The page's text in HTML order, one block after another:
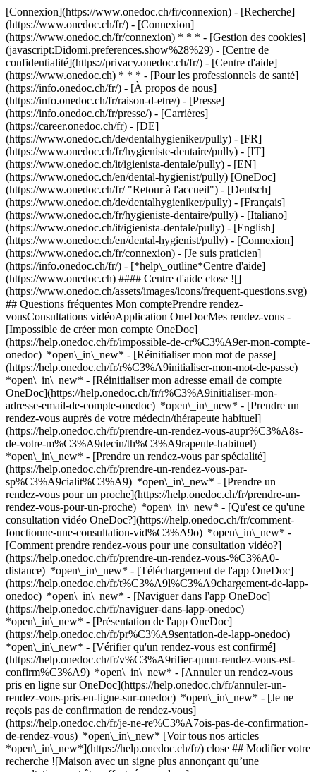
[Connexion](https://www.onedoc.ch/fr/connexion) - [Recherche]
(https://www.onedoc.ch/fr/) - [Connexion]
(https://www.onedoc.ch/fr/connexion) * * * - [Gestion des cookies]
(javascript:Didomi.preferences.show%28%29) - [Centre de
confidentialité](https://privacy.onedoc.ch/fr/) - [Centre d'aide]
(https://www.onedoc.ch) * * * - [Pour les professionnels de santé]
(https://info.onedoc.ch/fr/) - [À propos de nous]
(https://info.onedoc.ch/fr/raison-d-etre/) - [Presse]
(https://info.onedoc.ch/fr/presse/) - [Carrières]
(https://career.onedoc.ch/fr) - [DE]
(https://www.onedoc.ch/de/dentalhygieniker/pully) - [FR]
(https://www.onedoc.ch/fr/hygieniste-dentaire/pully) - [IT]
(https://www.onedoc.ch/it/igienista-dentale/pully) - [EN]
(https://www.onedoc.ch/en/dental-hygienist/pully) [OneDoc]
(https://www.onedoc.ch/fr/ "Retour à l'accueil") - [Deutsch]
(https://www.onedoc.ch/de/dentalhygieniker/pully) - [Français]
(https://www.onedoc.ch/fr/hygieniste-dentaire/pully) - [Italiano]
(https://www.onedoc.ch/it/igienista-dentale/pully) - [English]
(https://www.onedoc.ch/en/dental-hygienist/pully) - [Connexion]
(https://www.onedoc.ch/fr/connexion) - [Je suis praticien]
(https://info.onedoc.ch/fr/) - [*help\_outline*Centre d'aide]
(https://www.onedoc.ch) #### Centre d'aide close ![]
(https://www.onedoc.ch/assets/images/icons/frequent-questions.svg)
## Questions fréquentes Mon comptePrendre rendez-
vousConsultations vidéoApplication OneDocMes rendez-vous -
[Impossible de créer mon compte OneDoc]
(https://help.onedoc.ch/fr/impossible-de-cr%C3%A9er-mon-compte-
onedoc) *open\_in\_new* - [Réinitialiser mon mot de passe]
(https://help.onedoc.ch/fr/r%C3%A9initialiser-mon-mot-de-passe)
*open\_in\_new* - [Réinitialiser mon adresse email de compte
OneDoc](https://help.onedoc.ch/fr/r%C3%A9initialiser-mon-
adresse-email-de-compte-onedoc) *open\_in\_new* - [Prendre un
rendez-vous auprès de votre médecin/thérapeute habituel]
(https://help.onedoc.ch/fr/prendre-un-rendez-vous-aupr%C3%A8s-
de-votre-m%C3%A9decin/th%C3%A9rapeute-habituel)
*open\_in\_new* - [Prendre un rendez-vous par spécialité]
(https://help.onedoc.ch/fr/prendre-un-rendez-vous-par-
sp%C3%A9cialit%C3%A9) *open\_in\_new* - [Prendre un
rendez-vous pour un proche](https://help.onedoc.ch/fr/prendre-un-
rendez-vous-pour-un-proche) *open\_in\_new* - [Qu'est ce qu'une
consultation vidéo OneDoc?](https://help.onedoc.ch/fr/comment-
fonctionne-une-consultation-vid%C3%A9o) *open\_in\_new* -
[Comment prendre rendez-vous pour une consultation vidéo?]
(https://help.onedoc.ch/fr/prendre-un-rendez-vous-%C3%A0-
distance) *open\_in\_new* - [Téléchargement de l'app OneDoc]
(https://help.onedoc.ch/fr/t%C3%A9l%C3%A9chargement-de-lapp-
onedoc) *open\_in\_new* - [Naviguer dans l'app OneDoc]
(https://help.onedoc.ch/fr/naviguer-dans-lapp-onedoc)
*open\_in\_new* - [Présentation de l'app OneDoc]
(https://help.onedoc.ch/fr/pr%C3%A9sentation-de-lapp-onedoc)
*open\_in\_new* - [Vérifier qu'un rendez-vous est confirmé](https://help.onedoc.ch/fr/v%C3%A9rifier-quun-rendez-vous-est-confirm%C3%A9) *open\_in\_new* - [Annuler un rendez-vous pris en ligne sur OneDoc](https://help.onedoc.ch/fr/annuler-un-rendez-vous-pris-en-ligne-sur-onedoc) *open\_in\_new* - [Je ne reçois pas de confirmation de rendez-vous](https://help.onedoc.ch/fr/je-ne-re%C3%A7ois-pas-de-confirmation-de-rendez-vous) *open\_in\_new* [Voir tous nos articles *open\_in\_new*](https://help.onedoc.ch/fr/) close ## Modifier votre recherche ![Maison avec un signe plus annonçant qu’une consultation peut être effectuée sur place](https://www.onedoc.ch/assets/images/icons/on-site.svg) Sur place ![Caméra avec un symbole lecture annonçant qu’une consultation peut être effectuée à distance en vidéo](https://www.onedoc.ch/assets/images/icons/remote.svg) À distance Rechercher #### Spécialités #### Praticiens #### Établissements edit Hygiéniste dentaire à Pully tune Filtrer par Nouveaux patients*keyboard\_arrow\_down* - Acceptés*check\_circle* Langue parlée*keyboard\_arrow\_down* - Allemand*check\_circle* - Anglais*check\_circle* - Arabe*check\_circle* - Espagnol*check\_circle* - Français*check\_circle* - Italien*check\_circle* - Lao*check\_circle* - Portugais*check\_circle* - Roumain*check\_circle* - Russe*check\_circle* - Serbe*check\_circle* - Thaï*check\_circle* - Ukrainien*check\_circle* Sexe*keyboard\_arrow\_down* - Femme*check\_circle* - Homme*check\_circle* Disponibilité*keyboard\_arrow\_down* - Disponible aujourdhui*check\_circle* - Dans les 3 prochains jours*check\_circle* - Dans les 7 prochains jours*check\_circle* - Dans les 14 prochains jours*check\_circle* # Hygiéniste dentaire à Pully: prenez rendez-vous en ligne aujourd'hui ## 1 résultat à Pully [![Mme Stéphanie Cartier Guignard, hygiéniste dentaire à Pully](https://assets.onedoc.ch/images/users/71e819af69aec8783109c2f0efaab678d6278d32e20880c58ac25c711d21586a-small.jpg "Mme Stéphanie Cartier Guignard, hygiéniste dentaire à Pully")](https://www.onedoc.ch/fr/hygieniste-dentaire/pully/pcq2g/stephanie-cartier-guignard) ### [Mme Stéphanie Cartier Guignard](https://www.onedoc.ch/fr/hygieniste-dentaire/pully/pcq2g/stephanie-cartier-guignard) ![Badge indiquant un profil vérifié](https://www.onedoc.ch/assets/images/icons/checkmark.svg) Hygiéniste dentaire Cabinet Happy Smile Place de la Gare 1 1009 Pully ![Icône patient avec un signe plus annonçant que le professionnel accepte de nouveaux patients](https://www.onedoc.ch/assets/images/icons/new-patients.svg)Accepte les nouveaux patients [Réserver un RDV](https://www.onedoc.ch/fr/hygieniste-dentaire/pully/pcq2g/stephanie-cartier-guignard) Expertises:[Hygiène dentaire pédiatrique](https://www.onedoc.ch/fr/hygiene-dentaire-pediatrique/pully), [Bijou dentaire](https://www.onedoc.ch/fr/bijou-dentaire/pully), [Blanchiment dentaire](https://www.onedoc.ch/fr/blanchiment-dentaire/pully), [Détartrage](https://www.onedoc.ch/fr/detartrage/pully), [Parodontologie | Soin des gencives | Déchaussement des dents](https://www.onedoc.ch/fr/parodontologie-soin-des-gencives-dechaussement-des-dents/pully)Voir plus *chevron\_left* lun. 03 août *chevron\_right* Voir plus de rendez-vous *error\_outline* Une erreur s'est produite lors du chargement des disponibilités [Réessayer](https://www.onedoc.ch) Expertises:[Hygiène dentaire pédiatrique](https://www.onedoc.ch/fr/hygiene-dentaire-pediatrique/pully), [Bijou dentaire](https://www.onedoc.ch/fr/bijou-dentaire/pully), [Blanchiment dentaire](https://www.onedoc.ch/fr/blanchiment-dentaire/pully), [Détartrage](https://www.onedoc.ch/fr/detartrage/pully), [Parodontologie | Soin des gencives | Déchaussement des dents](https://www.onedoc.ch/fr/parodontologie-soin-des-gencives-dechaussement-des-dents/pully)Voir plus ## __Hygiénistes dentaires__: d'autres spécialistes sont réservables en ligne dans les environs de __Pully__ [![Mme Vanessa Künzler, hygiéniste dentaire à Lausanne](https://assets.onedoc.ch/images/users/531dcd5579477bd9958f7d76322931179f610f4b08f7ba6f3d95741f71e66d62-small.jpg "Mme Vanessa Künzler, hygiéniste dentaire à Lausanne")](https://www.onedoc.ch/fr/hygieniste-dentaire/lausanne/pcn6v/vanessa-kunzler) ### [Mme Vanessa Künzler](https://www.onedoc.ch/fr/hygieniste-dentaire/lausanne/pcn6v/vanessa-kunzler) ![Badge indiquant un profil vérifié](https://www.onedoc.ch/assets/images/icons/checkmark.svg) [Hygiéniste dentaire](https://www.onedoc.ch/fr/hygieniste-dentaire/lausanne) Cabinet Künzler Rue de la Grotte 5 1003 Lausanne ![Icône patient avec un signe plus annonçant que le professionnel accepte de nouveaux patients](https://www.onedoc.ch/assets/images/icons/new-patients.svg)Accepte les nouveaux patients [Réserver un RDV](https://www.onedoc.ch/fr/hygieniste-dentaire/lausanne/pcn6v/vanessa-kunzler) Expertises:[Blanchiment dentaire](https://www.onedoc.ch/fr/blanchiment-dentaire/lausanne), [Détartrage](https://www.onedoc.ch/fr/detartrage/lausanne), [Bijou dentaire](https://www.onedoc.ch/fr/bijou-dentaire/lausanne), [Polissage dentaire](https://www.onedoc.ch/fr/polissage-dentaire/lausanne), [Hygiène dentaire pédiatrique](https://www.onedoc.ch/fr/hygiene-dentaire-pediatrique/lausanne)Voir plus *chevron\_left* lun. 03 août *chevron\_right* Voir plus de rendez-vous *error\_outline* Une erreur s'est produite lors du chargement des disponibilités [Réessayer](https://www.onedoc.ch) Expertises:[Blanchiment dentaire](https://www.onedoc.ch/fr/blanchiment-dentaire/lausanne), [Détartrage](https://www.onedoc.ch/fr/detartrage/lausanne), [Bijou dentaire](https://www.onedoc.ch/fr/bijou-dentaire/lausanne), [Polissage dentaire](https://www.onedoc.ch/fr/polissage-dentaire/lausanne), [Hygiène dentaire pédiatrique](https://www.onedoc.ch/fr/hygiene-dentaire-pediatrique/lausanne)Voir plus [![Mme Stéphanie Nadeau, hygiéniste dentaire à Lausanne](https://assets.onedoc.ch/images/users/c30a2e230cb027345eba4e3db91c80ebe4315c9b6d1d6d9bd490892d5a6f353e-small.jpg "Mme Stéphanie Nadeau, hygiéniste dentaire à Lausanne")](https://www.onedoc.ch/fr/hygieniste-dentaire/lausanne/pc2nr/stephanie-nadeau) ### [Mme Stéphanie Nadeau](https://www.onedoc.ch/fr/hygieniste-dentaire/lausanne/pc2nr/stephanie-nadeau) ![Badge indiquant un profil vérifié](https://www.onedoc.ch/assets/images/icons/checkmark.svg) [Hygiéniste dentaire](https://www.onedoc.ch/fr/hygieniste-dentaire/lausanne) [Lausanne Smile Clinic](https://www.onedoc.ch/fr/clinique-dentaire/lausanne/ebczx/lausanne-smile-clinic) Rue Marterey 5 1005 Lausanne ![Icône patient avec un signe plus annonçant que le professionnel accepte de nouveaux patients](https://www.onedoc.ch/assets/images/icons/new-patients.svg)Accepte les nouveaux patients [Réserver un RDV](https://www.onedoc.ch/fr/hygieniste-dentaire/lausanne/pc2nr/stephanie-nadeau) Expertises:[Détartrage](https://www.onedoc.ch/fr/detartrage/lausanne), [Polissage dentaire](https://www.onedoc.ch/fr/polissage-dentaire/lausanne), [Prophylaxie](https://www.onedoc.ch/fr/prophylaxie/lausanne), [Halitose | Mauvaise haleine](https://www.onedoc.ch/fr/halitose-mauvaise-haleine/lausanne), [Blanchiment dentaire](https://www.onedoc.ch/fr/blanchiment-dentaire/lausanne)Voir plus *chevron\_left* lun. 03 août *chevron\_right* Voir plus de rendez-vous *error\_outline* Une erreur s'est produite lors du chargement des disponibilités [Réessayer](https://www.onedoc.ch) Expertises:[Détartrage](https://www.onedoc.ch/fr/detartrage/lausanne), [Polissage dentaire](https://www.onedoc.ch/fr/polissage-dentaire/lausanne), [Prophylaxie](https://www.onedoc.ch/fr/prophylaxie/lausanne), [Halitose | Mauvaise haleine](https://www.onedoc.ch/fr/halitose-mauvaise-haleine/lausanne), [Blanchiment dentaire](https://www.onedoc.ch/fr/blanchiment-dentaire/lausanne)Voir plus [![Mme Valérie Turcotte, hygiéniste dentaire à Lausanne](https://assets.onedoc.ch/images/users/ff8432bf872a56b281efb0b0b0f2c8d0d0e6e2b01ad76793b05af24ee710f64c-small.png "Mme Valérie Turcotte, hygiéniste dentaire à Lausanne")](https://www.onedoc.ch/fr/hygieniste-dentaire/lausanne/pcxee/valerie-turcotte) ### [Mme Valérie Turcotte](https://www.onedoc.ch/fr/hygieniste-dentaire/lausanne/pcxee/valerie-turcotte) ![Badge indiquant un profil vérifié](https://www.onedoc.ch/assets/images/icons/checkmark.svg) [Hygiéniste dentaire](https://www.onedoc.ch/fr/hygieniste-dentaire/lausanne) [Lausanne Smile Clinic](https://www.onedoc.ch/fr/clinique-dentaire/lausanne/ebczx/lausanne-smile-clinic) Rue Marterey 5 1005 Lausanne ![Icône patient avec un signe plus annonçant que le professionnel accepte de nouveaux patients](https://www.onedoc.ch/assets/images/icons/new-patients.svg)Accepte les nouveaux patients [Réserver un RDV](https://www.onedoc.ch/fr/hygieniste-dentaire/lausanne/pcxee/valerie-turcotte) Expertises:[Blanchiment dentaire](https://www.onedoc.ch/fr/blanchiment-dentaire/lausanne), [Détartrage](https://www.onedoc.ch/fr/detartrage/lausanne), [Polissage dentaire](https://www.onedoc.ch/fr/polissage-dentaire/lausanne), [Prophylaxie](https://www.onedoc.ch/fr/prophylaxie/lausanne), [Halitose | Mauvaise haleine](https://www.onedoc.ch/fr/halitose-mauvaise-haleine/lausanne)Voir plus *chevron\_left* lun. 03 août *chevron\_right* Voir plus de rendez-vous *error\_outline* Une erreur s'est produite lors du chargement des disponibilités [Réessayer](https://www.onedoc.ch) Expertises:[Blanchiment dentaire](https://www.onedoc.ch/fr/blanchiment-dentaire/lausanne), [Détartrage](https://www.onedoc.ch/fr/detartrage/lausanne), [Polissage dentaire](https://www.onedoc.ch/fr/polissage-dentaire/lausanne), [Prophylaxie](https://www.onedoc.ch/fr/prophylaxie/lausanne), [Halitose | Mauvaise haleine](https://www.onedoc.ch/fr/halitose-mauvaise-haleine/lausanne)Voir plus [![Mme Sharangka Elangko, hygiéniste dentaire à Lausanne](https://assets.onedoc.ch/images/users/0a9d661817f61c474529a8894bbc2b54ee9811c3364065e5fa0875a4f1a16e3e-small.jpg "Mme Sharangka